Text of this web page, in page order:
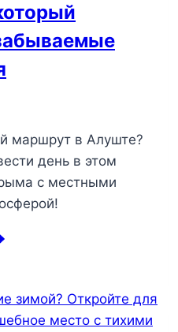
маршрут в Алуште?
день в этом
с местными